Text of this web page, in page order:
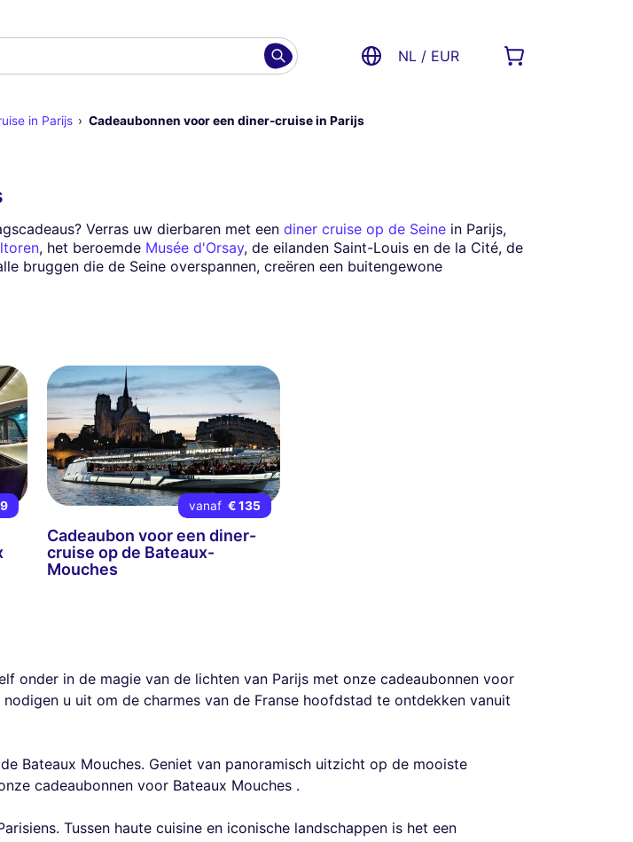
NL / EUR
in Parijs Cadeaubonnen voor een diner-cruise in Parijs
Verras uw dierbaren met een diner cruise op de Seine in Parijs,
, het beroemde Musée d'Orsay, de eilanden Saint-Louis en de la Cité, de
bruggen die de Seine overspannen, creëren een buitengewone
vanaf € 135
Cadeaubon voor een diner-
cruise op de Bateaux-
Mouches
onder in de magie van de lichten van Parijs met onze cadeaubonnen voor
u uit om de charmes van de Franse hoofdstad te ontdekken vanuit
Bateaux Mouches. Geniet van panoramisch uitzicht op de mooiste
cadeaubonnen voor Bateaux Mouches .
Tussen haute cuisine en iconische landschappen is het een